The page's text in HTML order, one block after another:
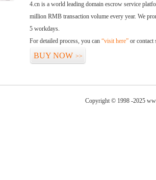
4.cn is a world leading domain escrow service
million RMB transaction volume every year. We
5 workdays.
For detailed process, you can “visit here” or contact
BUY NOW >>
Copyright © 1998 -2025